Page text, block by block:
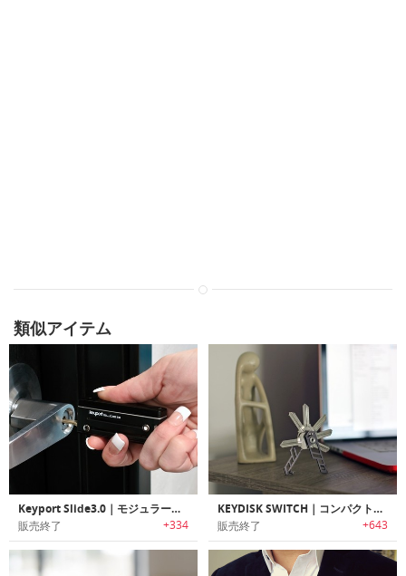
類似アイテム
Keyport Slide3.0｜モジュラー式マルチキーツール「キーポートスライド3.0」
販売終了 +334
KEYDISK SWITCH｜コンパクトに鍵を持ち運べるキーオーガナイザー「キーディスクスイッチ」
販売終了 +643